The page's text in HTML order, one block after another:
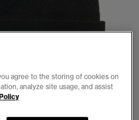
agree to the storing of cookies on
analyze site usage, and assist